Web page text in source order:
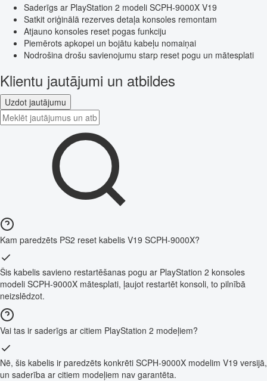
Saderīgs ar PlayStation 2 modeli SCPH-9000X V19
Satkit oriģinālā rezerves detaļa konsoles remontam
Atjauno konsoles reset pogas funkciju
Piemērots apkopei un bojātu kabeļu nomaiņai
Nodrošina drošu savienojumu starp reset pogu un mātesplati
Klientu jautājumi un atbildes
Uzdot jautājumu
Kam paredzēts PS2 reset kabelis V19 SCPH-9000X?
Šis kabelis savieno restartēšanas pogu ar PlayStation 2 konsoles
modeli SCPH-9000X mātesplati, ļaujot restartēt konsoli, to pilnībā
neizslēdzot.
Vai tas ir saderīgs ar citiem PlayStation 2 modeļiem?
Nē, šis kabelis ir paredzēts konkrēti SCPH-9000X modelim V19 versijā,
un saderība ar citiem modeļiem nav garantēta.